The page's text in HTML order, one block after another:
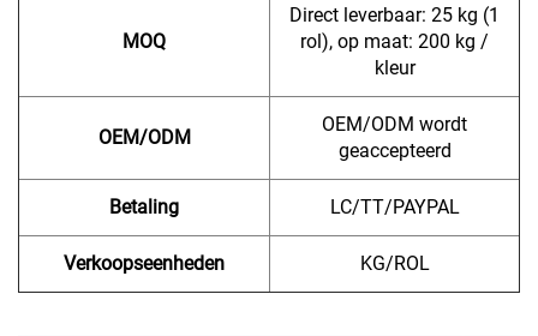
MOQ
Direct leverbaar: 25 kg (1
rol), op maat: 200 kg /
kleur
OEM/ODM
OEM/ODM wordt
geaccepteerd
Betaling LC/TT/PAYPAL
Verkoopseenheden KG/ROL